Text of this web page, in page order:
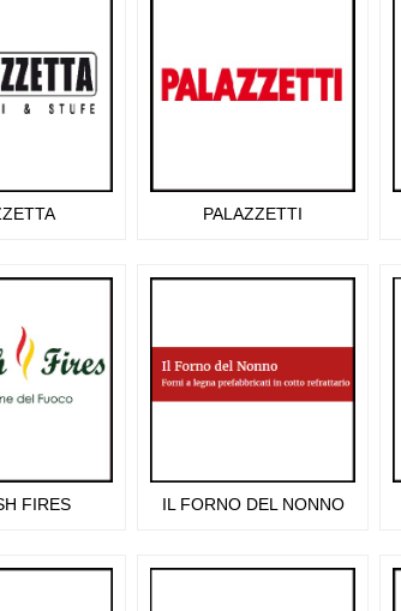
PALAZZETTI
FIRES IL FORNO DEL NONNO